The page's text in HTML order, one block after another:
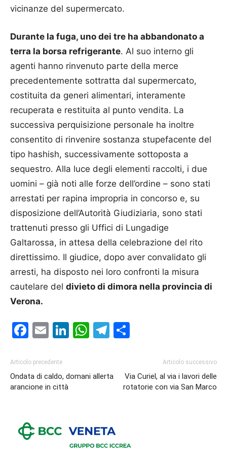
vicinanze del supermercato.
Durante la fuga, uno dei tre ha abbandonato a
terra la borsa refrigerante. Al suo interno gli
agenti hanno rinvenuto parte della merce
precedentemente sottratta dal supermercato,
costituita da generi alimentari, interamente
recuperata e restituita al punto vendita. La
successiva perquisizione personale ha inoltre
consentito di rinvenire sostanza stupefacente del
tipo hashish, successivamente sottoposta a
sequestro. Alla luce degli elementi raccolti, i due
uomini – già noti alle forze dell’ordine – sono stati
arrestati per rapina impropria in concorso e, su
disposizione dell’Autorità Giudiziaria, sono stati
trattenuti presso gli Uffici di Lungadige
Galtarossa, in attesa della celebrazione del rito
direttissimo. Il giudice, dopo aver convalidato gli
arresti, ha disposto nei loro confronti la misura
cautelare del divieto di dimora nella provincia di
Verona.
Facebook
EmailLinkedIn
WhatsApp
Telegram
Articolo precedente
Ondata di caldo, domani allerta
arancione in città
Articolo successivo
Via Curiel, al via i lavori delle
rotatorie con via San Marco